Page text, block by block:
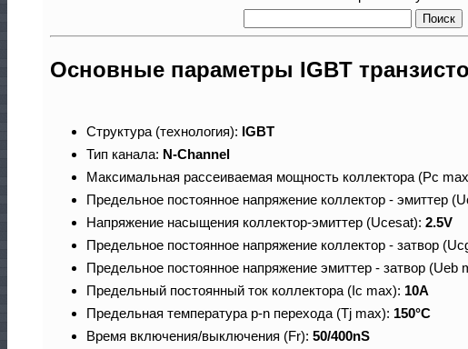
Основные параметры IGBT
Структура (технология): IGBT
Тип канала: N-Channel
Максимальная рассеиваемая мощность коллектора (Pc
Предельное постоянное напряжение коллектор - эмиттер
Напряжение насыщения коллектор-эмиттер (Ucesat): 2.5V
Предельное постоянное напряжение коллектор - затвор
Предельное постоянное напряжение эмиттер - затвор (Ueb
Предельный постоянный ток коллектора (Ic max): 10A
Предельная температура p-n перехода (Tj max): 150°C
Время включения/выключения (Fr): 50/400nS